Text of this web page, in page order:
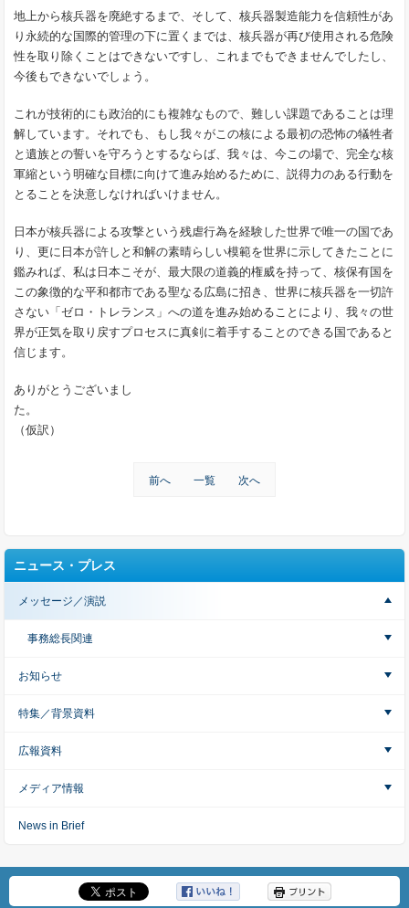
地上から核兵器を廃絶するまで、そして、核兵器製造能力を信頼性があ
り永続的な国際的管理の下に置くまでは、核兵器が再び使用される危険
性を取り除くことはできないですし、これまでもできませんでしたし、
今後もできないでしょう。
これが技術的にも政治的にも複雑なもので、難しい課題であることは理
解しています。それでも、もし我々がこの核による最初の恐怖の犠牲者
と遺族との誓いを守ろうとするならば、我々は、今この場で、完全な核
軍縮という明確な目標に向けて進み始めるために、説得力のある行動を
とることを決意しなければいけません。
日本が核兵器による攻撃という残虐行為を経験した世界で唯一の国であ
り、更に日本が許しと和解の素晴らしい模範を世界に示してきたことに
鑑みれば、私は日本こそが、最大限の道義的権威を持って、核保有国を
この象徴的な平和都市である聖なる広島に招き、世界に核兵器を一切許
さない「ゼロ・トレランス」への道を進み始めることにより、我々の世
界が正気を取り戻すプロセスに真剣に着手することのできる国であると
信じます。
ありがとうございまし
た。
（仮訳）
前へ 一覧 次へ
ニュース・プレス
メッセージ／演説
事務総長関連
お知らせ
特集／背景資料
広報資料
メディア情報
News in Brief